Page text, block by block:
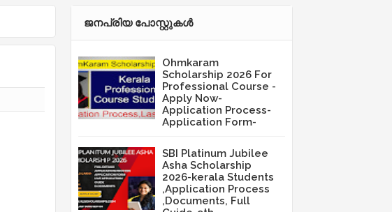
ജനപ്രിയ പോസ്റ്റുകള്‍‌
Ohmkaram
Scholarship 2026 For
Professional Course -
Apply Now-
Application Process-
Application Form-
SBI Platinum Jubilee
Asha Scholarship
2026-kerala Students
,Application Process
,Documents, Full